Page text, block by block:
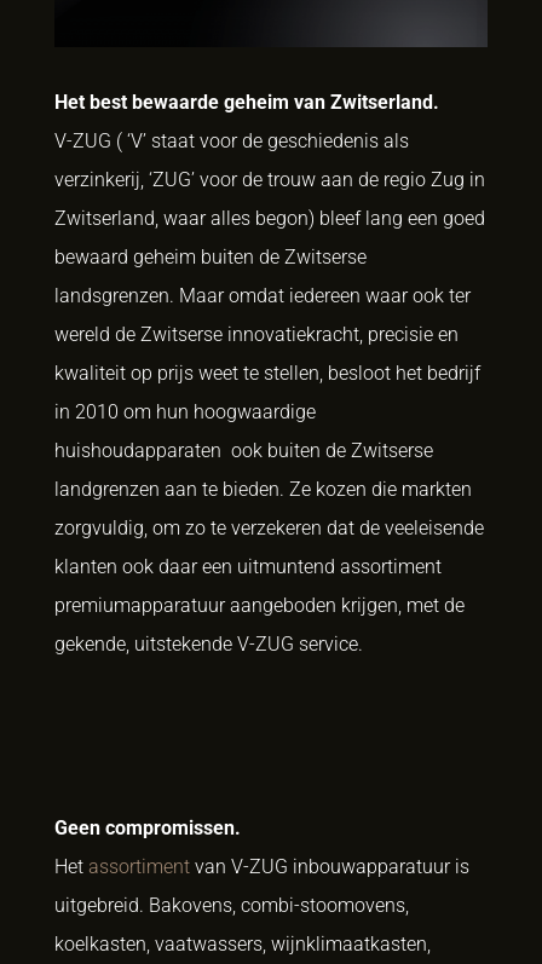
Het best bewaarde geheim van Zwitserland.
V-ZUG ( ‘V’ staat voor de geschiedenis als
verzinkerij, ‘ZUG’ voor de trouw aan de regio Zug in
Zwitserland, waar alles begon) bleef lang een goed
bewaard geheim buiten de Zwitserse
landsgrenzen. Maar omdat iedereen waar ook ter
wereld de Zwitserse innovatiekracht, precisie en
kwaliteit op prijs weet te stellen, besloot het bedrijf
in 2010 om hun hoogwaardige
huishoudapparaten ook buiten de Zwitserse
landgrenzen aan te bieden. Ze kozen die markten
zorgvuldig, om zo te verzekeren dat de veeleisende
klanten ook daar een uitmuntend assortiment
premiumapparatuur aangeboden krijgen, met de
gekende, uitstekende V-ZUG service.
Geen compromissen.
Het assortimentvan V-ZUG inbouwapparatuur is
uitgebreid. Bakovens, combi-stoomovens,
koelkasten, vaatwassers, wijnklimaatkasten,